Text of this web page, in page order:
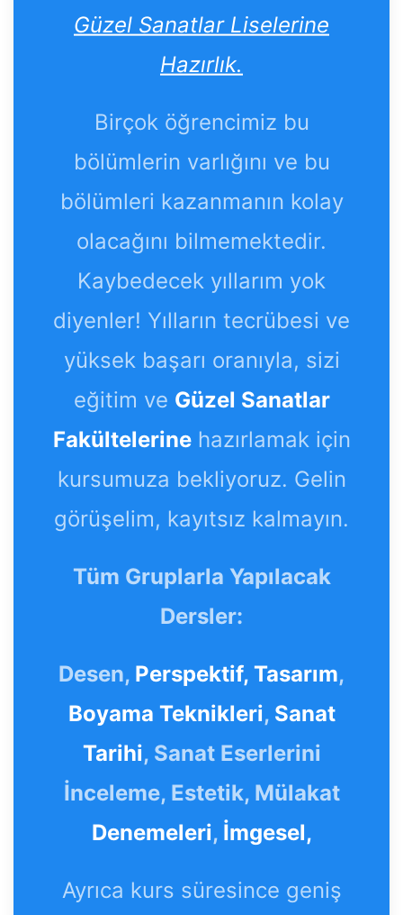
Güzel Sanatlar Liselerine
Hazırlık.
Birçok öğrencimiz bu
bölümlerin varlığını ve bu
bölümleri kazanmanın kolay
olacağını bilmemektedir.
Kaybedecek yıllarım yok
diyenler! Yılların tecrübesi ve
yüksek başarı oranıyla, sizi
eğitim ve Güzel Sanatlar
Fakültelerinehazırlamak için
kursumuza bekliyoruz. Gelin
görüşelim, kayıtsız kalmayın.
Tüm Gruplarla Yapılacak
Dersler:
Desen, Perspektif, Tasarım,
Boyama Teknikleri, Sanat
Tarihi, Sanat Eserlerini
İnceleme, Estetik, Mülakat
Denemeleri, İmgesel,
Ayrıca kurs süresince geniş